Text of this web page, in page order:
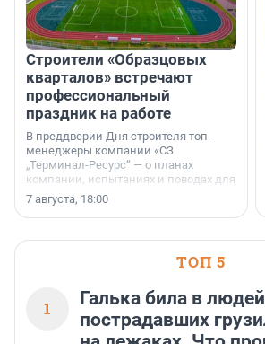
Строители «Образцовых
кварталов» встречают
профессиональный
праздник на работе
В преддверии Дня строителя топ-
менеджеры компании «СЗ
„Терминал-Ресурс“ — о планах
компании, испытаниях и поводах для
осторожного оптимизма.
7 августа, 18:00
ТОП 5
1
Галька била в
пострадавших